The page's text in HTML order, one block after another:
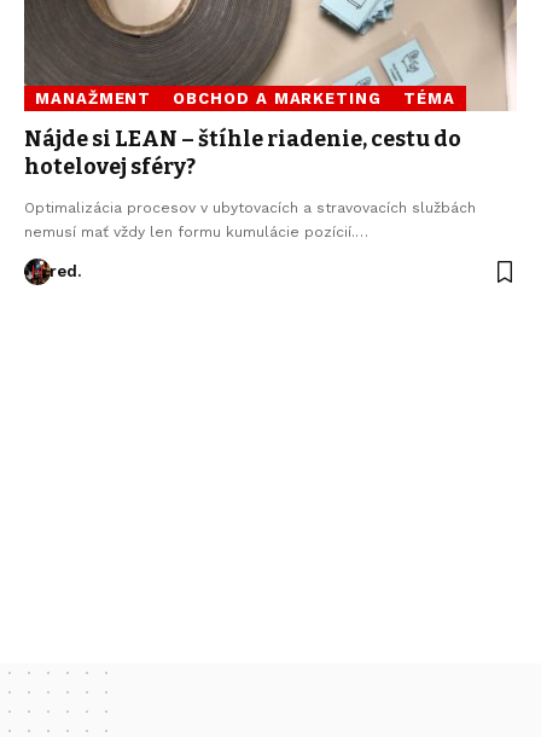
MANAŽMENT OBCHOD A MARKETING TÉMA
Nájde si LEAN – štíhle riadenie, cestu do
hotelovej sféry?
Optimalizácia procesov v ubytovacích a stravovacích službách
nemusí mať vždy len formu kumulácie pozícií.…
red.